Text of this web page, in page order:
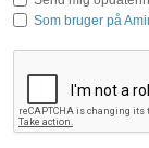
Som bruger på